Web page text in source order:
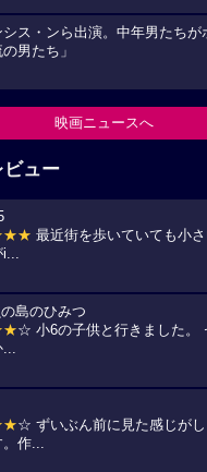
シス・ンら出演。中年男たちが
の男たち」
映画ニュースへ
ュー
最近街を歩いていても小
i...
島のひみつ
☆ 小6の子供と行きました。
...
☆ ずいぶん前に見た感じが
。作...